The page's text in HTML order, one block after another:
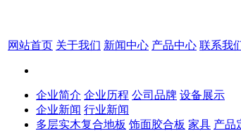
网站首页 关于我们 新闻中心 产品中心 联系我
企业简介 企业历程 公司品牌 设备展示
企业新闻 行业新闻
多层实木复合地板 饰面胶合板 家具 产品